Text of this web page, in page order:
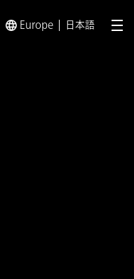
Europe 日本語 メ